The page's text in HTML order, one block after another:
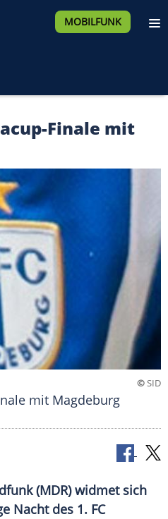
MOBILFUNK
Finale mit
©SID
mit Magdeburg
(MDR) widmet sich
Nacht des 1. FC